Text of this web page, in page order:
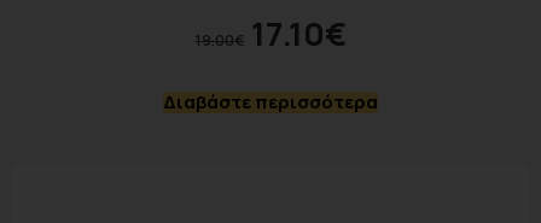
19.00€ 17.10€
Διαβάστε περισσότερα